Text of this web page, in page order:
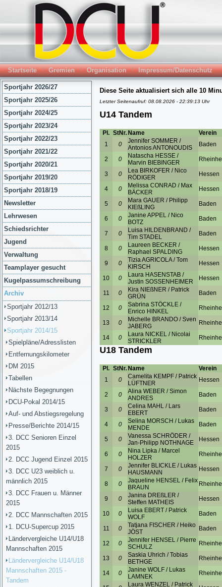
Startseite Gremien Organisation Impressum/Datenschutz
Sportjahr 2026/27
Sportjahr 2025/26
Sportjahr 2024/25
Sportjahr 2023/24
Sportjahr 2022/23
Sportjahr 2021/22
Sportjahr 2020/21
Sportjahr 2019/20
Sportjahr 2018/19
Newsletter
Lehrwesen
Schiedsrichter
Jugend
Verwaltung
Teamplayer gesucht
Kugelpassumschreibung
Archiv
Sportjahr 2012/13
Sportjahr 2013/14
Sportjahr 2014/15
Spielpläne/Adresslisten
Entfernungskilometer
DM 2015
Tabellen
Nächste Begegnungen
DCU-Pokal 2014/15
Auf- und Abstiegsregelung
Presse/Berichte 2014/15
3. DCC Senioren Einzel
2015
2. DCC Jugend Einzel 2015
3. DCC U23 weiblich u.
männlich 2015
3. DCC Frauen u. Männer
2015
2. DCC Mannschaften 2015
1. DCU-Supercup 2015
Ländervergleiche U14/U18
Mannschaften 2015
Ländervergleiche U14/U18
Mannschaften 2015 -
Tandem